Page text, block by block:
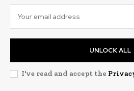
UNLOCK ALL
I've read and accept the